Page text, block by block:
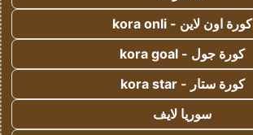
كورة اون لاين - kora onli
كورة جول - kora goal
كورة ستار - kora star
سوريا لايف